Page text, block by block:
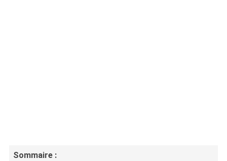
Sommaire :